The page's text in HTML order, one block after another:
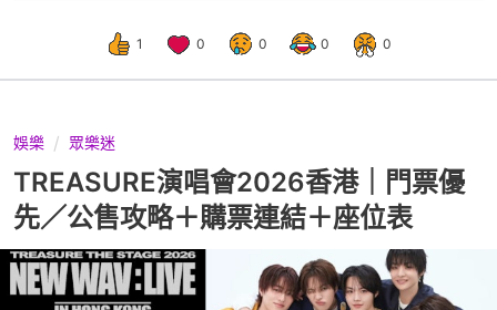
1 0 0 0 0
娛樂 眾樂迷
TREASURE演唱會2026香港｜門票優
先／公售攻略＋購票連結＋座位表